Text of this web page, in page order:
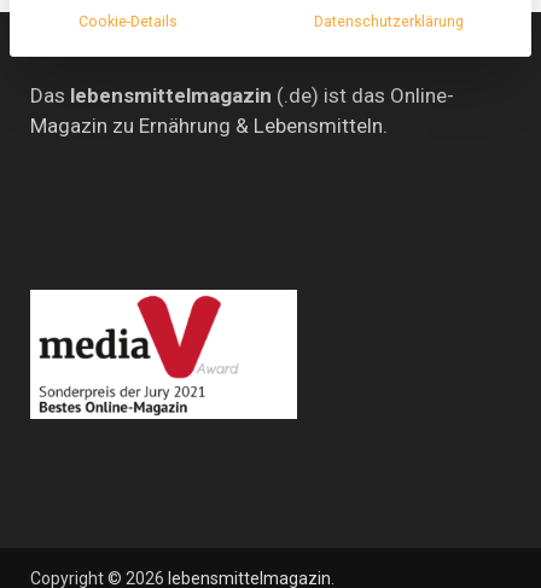
Das lebensmittelmagazin (.de) ist das Online-
Magazin zu Ernährung & Lebensmitteln.
Copyright © 2026 lebensmittelmagazin
Cookie-Details Datenschutzerklärung